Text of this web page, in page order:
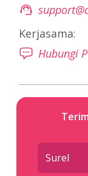
Kerjasama:
Hubungi